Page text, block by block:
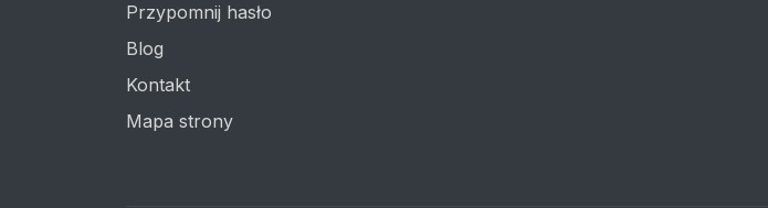
Przypomnij hasło
Blog
Kontakt
Mapa strony